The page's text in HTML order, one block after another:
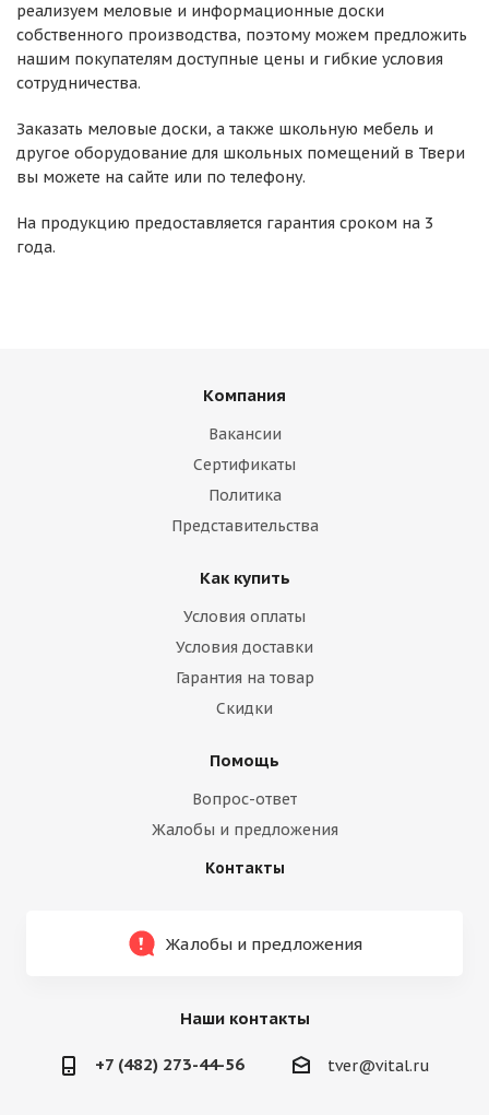
реализуем меловые и информационные доски
собственного производства, поэтому можем предложить
нашим покупателям доступные цены и гибкие условия
сотрудничества.
Заказать меловые доски, а также школьную мебель и
другое оборудование для школьных помещений в Твери
вы можете на сайте или по телефону.
На продукцию предоставляется гарантия сроком на 3
года.
Компания
Вакансии
Сертификаты
Политика
Представительства
Как купить
Условия оплаты
Условия доставки
Гарантия на товар
Скидки
Помощь
Вопрос-ответ
Жалобы и предложения
Контакты
Жалобы и предложения
Наши контакты
+7 (482) 273-44-56 tver@vital.ru